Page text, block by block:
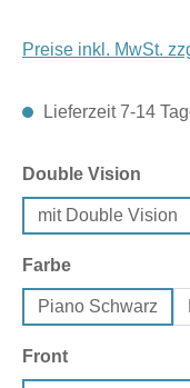
Preise inkl. MwSt.
Lieferzeit 7-14
Double Vision
mit Double Vision
Farbeauswählen
Piano Schwarz
Frontauswählen